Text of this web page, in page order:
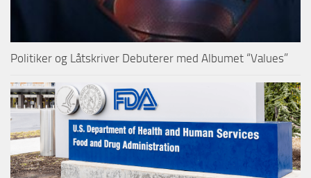
Politiker og Låtskriver Debuterer med Albumet “Values”